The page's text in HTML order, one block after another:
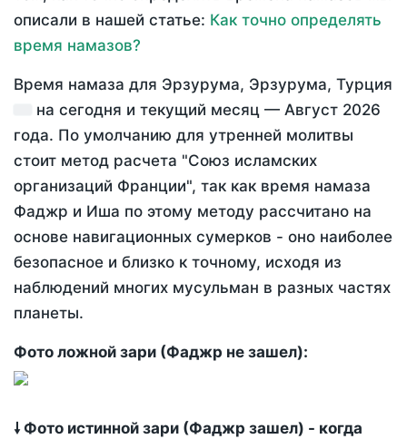
описали в нашей статье: Как точно определять
время намазов?
Время намаза для Эрзурума, Эрзурума, Турция
на сегодня и текущий месяц — Август 2026
года. По умолчанию для утренней молитвы
стоит метод расчета "Союз исламских
организаций Франции", так как время намаза
Фаджр и Иша по этому методу рассчитано на
основе навигационных сумерков - оно наиболее
безопасное и близко к точному, исходя из
наблюдений многих мусульман в разных частях
планеты.
Фото ложной зари (Фаджр не зашел):
🠗 Фото истинной зари (Фаджр зашел) - когда